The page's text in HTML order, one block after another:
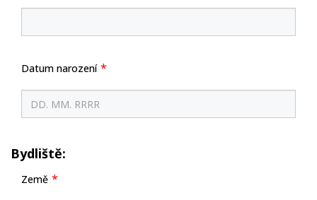
Datum narození
Bydliště:
Země